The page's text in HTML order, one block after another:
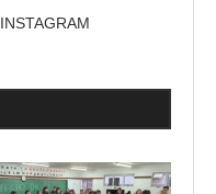
INSTAGRAM